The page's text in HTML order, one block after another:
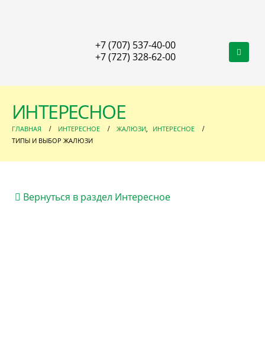
+7 (707) 537-40-00
+7 (727) 328-62-00
ИНТЕРЕСНОЕ
ГЛАВНАЯ ИНТЕРЕСНОЕ ЖАЛЮЗИ
ИНТЕРЕСНОЕ
ТИПЫ И ВЫБОР ЖАЛЮЗИ
Вернуться в раздел Интересное